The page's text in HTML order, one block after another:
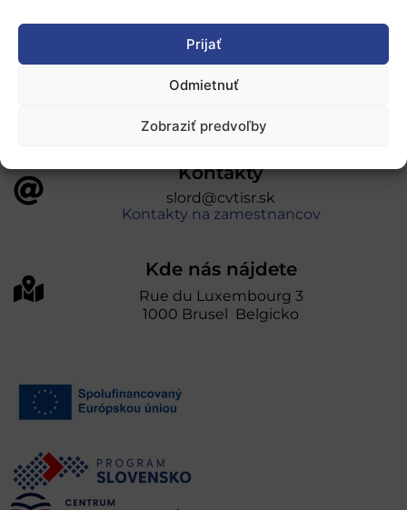
Prijať
Odmietnuť
Zobraziť predvoľby
úniou v rámci Programu Slovensko. Portál
prevádzkuje Centrum vedecko-technických
informácií SR“
Kontakty
slord@cvtisr.sk
Kontakty na zamestnancov
Kde nás nájdete
Rue du Luxembourg 3
1000 Brusel Belgicko